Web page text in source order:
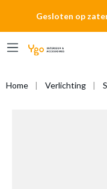
Gesloten op
Home Verlichting